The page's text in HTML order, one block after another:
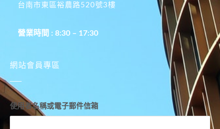
台南市東區裕農路520號3樓
營業時間 : 8:30 – 17:30
網站會員專區
使用者名稱或電子郵件信箱